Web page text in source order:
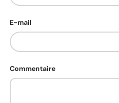
E-mail
Commentaire